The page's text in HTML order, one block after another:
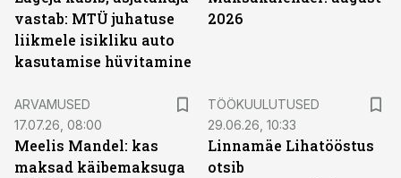
vastab: MTÜ juhatuse
liikmele isikliku auto
kasutamise hüvitamine
2026
ARVAMUSED
17.07.26, 08:00
Meelis Mandel: kas
maksad käibemaksuga
TÖÖKUULUTUSED
29.06.26, 10:33
Linnamäe Lihatööstus
otsib